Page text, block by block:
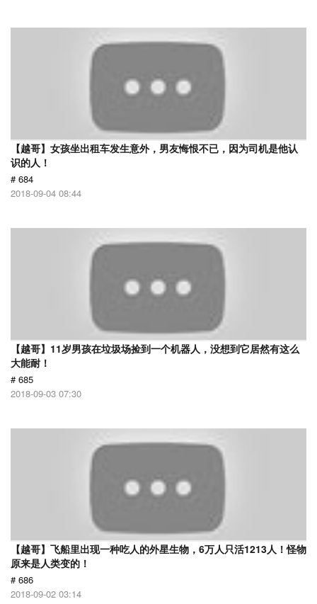
【越哥】女孩坐出租车发生意外，男友悔恨不已，因为司机是他认
识的人！
# 684
2018-09-04 08:44
【越哥】11岁男孩在垃圾场捡到一个机器人，没想到它居然有这么
大能耐！
# 685
2018-09-03 07:30
【越哥】飞船里出现一种吃人的外星生物，6万人只活1213人！怪物
原来是人类变的！
# 686
2018-09-02 03:14